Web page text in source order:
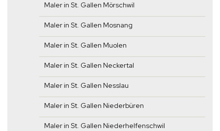
Maler in St. Gallen Mörschwil
Maler in St. Gallen Mosnang
Maler in St. Gallen Muolen
Maler in St. Gallen Neckertal
Maler in St. Gallen Nesslau
Maler in St. Gallen Niederbüren
Maler in St. Gallen Niederhelfenschwil